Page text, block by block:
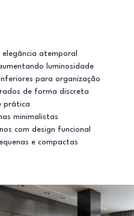
atemporal
luminosidade
para organização
de forma discreta
prática
minimalistas
com design funcional
e compactas